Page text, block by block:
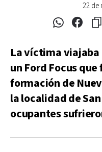
22 de
La víctima viajaba
un Ford Focus
formación de
la localidad de
ocupantes